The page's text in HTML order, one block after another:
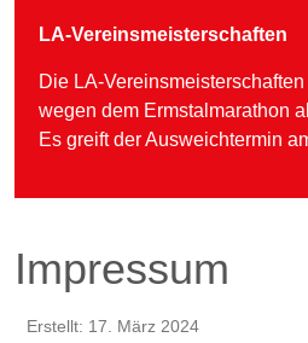
LA-Vereinsmeisterschaften
Die LA-
wegen dem Ermstalmarathon
Es greift der Ausweichtermin
Impressum
Erstellt: 17. März 2024